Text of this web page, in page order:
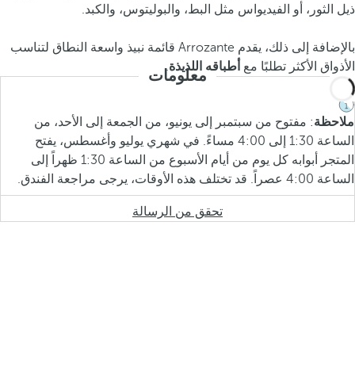
ذيل الثور، أو الفيديواس مثل البط، والبوليتوس، والكبد.
بالإضافة إلى ذلك، يقدم Arrozante قائمة نبيذ واسعة النطاق لتناسب
الأذواق الأكثر تطلبًا مع أطباقه اللذيذة.
معلومات
ملاحظة: مفتوح من سبتمبر إلى يونيو، من الجمعة إلى الأحد، من
الساعة 1:30 إلى 4:00 مساءً. في شهري يوليو وأغسطس، يفتح
المتجر أبوابه كل يوم من أيام الأسبوع من الساعة 1:30 ظهراً إلى
الساعة 4:00 عصراً. قد تختلف هذه الأوقات، يرجى مراجعة الفندق.
تحقق من الرسالة